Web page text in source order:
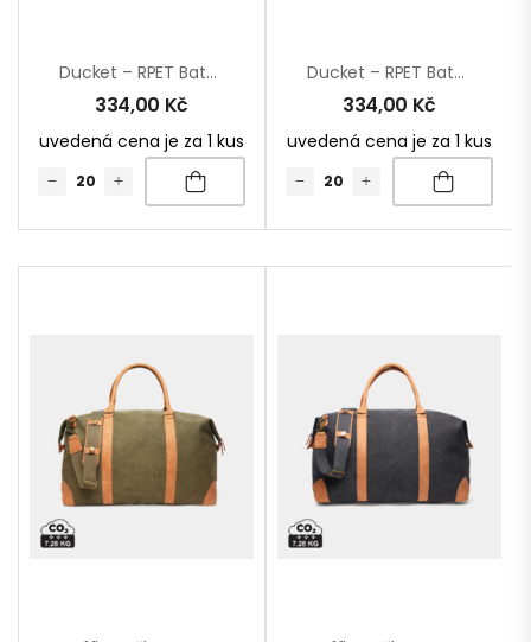
Ducket – RPET Batoh
334,00 Kč
uvedená cena je za 1 kus
Ducket – RPET Batoh
334,00 Kč
uvedená cena je za 1 kus